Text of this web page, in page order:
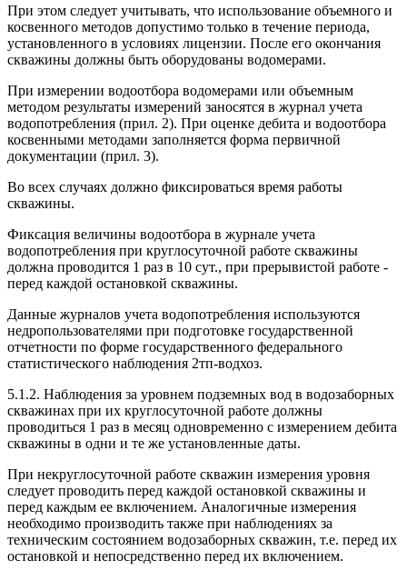
При этом следует учитывать, что использование объемного и
косвенного методов допустимо только в течение периода,
установленного в условиях лицензии. После его окончания
скважины должны быть оборудованы водомерами.
При измерении водоотбора водомерами или объемным
методом результаты измерений заносятся в журнал учета
водопотребления (прил. 2). При оценке дебита и водоотбора
косвенными методами заполняется форма первичной
документации (прил. 3).
Во всех случаях должно фиксироваться время работы
скважины.
Фиксация величины водоотбора в журнале учета
водопотребления при круглосуточной работе скважины
должна проводится 1 раз в 10 сут., при прерывистой работе -
перед каждой остановкой скважины.
Данные журналов учета водопотребления используются
недропользователями при подготовке государственной
отчетности по форме государственного федерального
статистического наблюдения 2тп-водхоз.
5.1.2. Наблюдения за уровнем подземных вод в водозаборных
скважинах при их круглосуточной работе должны
проводиться 1 раз в месяц одновременно с измерением дебита
скважины в одни и те же установленные даты.
При некруглосуточной работе скважин измерения уровня
следует проводить перед каждой остановкой скважины и
перед каждым ее включением. Аналогичные измерения
необходимо производить также при наблюдениях за
техническим состоянием водозаборных скважин, т.е. перед их
остановкой и непосредственно перед их включением.